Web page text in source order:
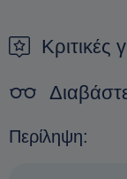
προκράτηση.
Κριτικές
Περίληψη: